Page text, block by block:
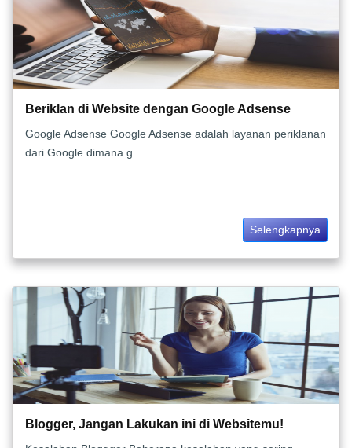
Beriklan di Website dengan Google Adsense
Google Adsense Google Adsense adalah layanan periklanan
dari Google dimana g
Selengkapnya
Blogger, Jangan Lakukan ini di Websitemu!